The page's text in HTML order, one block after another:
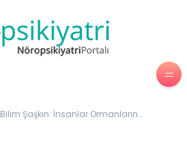
Bilim Şaşkın: İnsanlar Ormanların